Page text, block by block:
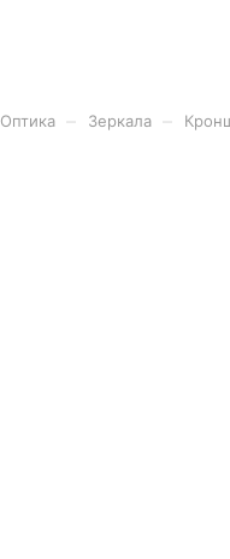
Оптика Зеркала